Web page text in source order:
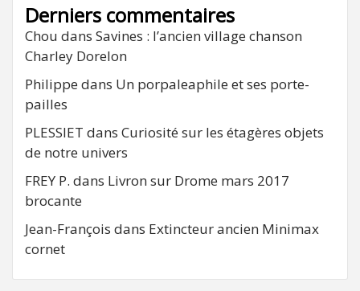
Derniers commentaires
Chou dans Savines : l’ancien village chanson
Charley Dorelon
Philippe dans Un porpaleaphile et ses porte-
pailles
PLESSIET dans Curiosité sur les étagères objets
de notre univers
FREY P. dans Livron sur Drome mars 2017
brocante
Jean-François dans Extincteur ancien Minimax
cornet